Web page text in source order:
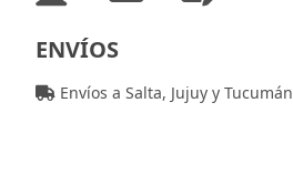
ENVÍOS
Envíos a Salta, Jujuy y Tucumán